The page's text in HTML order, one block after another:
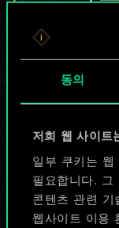
동의
저희 웹 사이트
일부 쿠키는 웹
필요합니다. 그
콘텐츠 관련 기
웹사이트 이용
가
덱 이